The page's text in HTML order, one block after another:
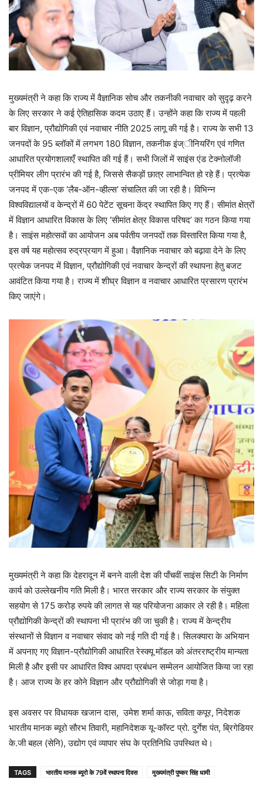
मुख्यमंत्री ने कहा कि राज्य में वैज्ञानिक सोच और तकनीकी नवाचार को सुदृढ़ करने
के लिए सरकार ने कई ऐतिहासिक कदम उठाए हैं। उन्होंने कहा कि राज्य में पहली
बार विज्ञान, प्रौद्योगिकी एवं नवाचार नीति 2025 लागू की गई है। राज्य के सभी 13
जनपदों के 95 ब्लॉकों में लगभग 180 विज्ञान, तकनीक इंज्ीनियरिंग एवं गणित
आधारित प्रयोगशालाएँ स्थापित की गई हैं। सभी जिलों में साइंस एंड टेक्नोलॉजी
प्रीमियर लीग प्रारंभ की गई है, जिससे सैकड़ों छात्र लाभान्वित हो रहे हैं। प्रत्येक
जनपद में एक-एक ‘लैब-ऑन-व्हील्स’ संचालित की जा रही है। विभिन्न
विश्वविद्यालयों व केन्द्रों में 60 पेटेंट सूचना केंद्र स्थापित किए गए हैं। सीमांत क्षेत्रों
में विज्ञान आधारित विकास के लिए ‘सीमांत क्षेत्र विकास परिषद’ का गठन किया गया
है। साइंस महोत्सवों का आयोजन अब पर्वतीय जनपदों तक विस्तारित किया गया है,
इस वर्ष यह महोत्सव रुद्रप्रयाग में हुआ। वैज्ञानिक नवाचार को बढ़ावा देने के लिए
प्रत्येक जनपद में विज्ञान, प्रौद्योगिकी एवं नवाचार केन्द्रों की स्थापना हेतु बजट
आवंटित किया गया है। राज्य में शीघ्र विज्ञान व नवाचार आधारित प्रसारण प्रारंभ
किए जाएंगे।
मुख्यमंत्री ने कहा कि देहरादून में बनने वाली देश की पाँचवीं साइंस सिटी के निर्माण
कार्य को उल्लेखनीय गति मिली है। भारत सरकार और राज्य सरकार के संयुक्त
सहयोग से 175 करोड़ रुपये की लागत से यह परियोजना आकार ले रही है। महिला
प्रौद्योगिकी केन्द्रों की स्थापना भी प्रारंभ की जा चुकी है। राज्य में केन्द्रीय
संस्थानों से विज्ञान व नवाचार संवाद को नई गति दी गई है। सिलक्यारा के अभियान
में अपनाए गए विज्ञान-प्रौद्योगिकी आधारित रेस्क्यू मॉडल को अंतरराष्ट्रीय मान्यता
मिली है और इसी पर आधारित विश्व आपदा प्रबंधन सम्मेलन आयोजित किया जा रहा
है। आज राज्य के हर कोने विज्ञान और प्रौद्योगिकी से जोड़ा गया है।
इस अवसर पर विधायक खजान दास, उमेश शर्मा काऊ, सविता कपूर, निदेशक
भारतीय मानक ब्यूरो सौरभ तिवारी, महानिदेशक यू-कॉस्ट प्रो. दुर्गेश पंत, ब्रिगेडियर
के.जी बहल (सेनि), उद्योग एवं व्यापार संघ के प्रतिनिधि उपस्थित थे।
TAGS भारतीय मानक ब्यूरो के 79वें स्थापना दिवस मुख्यमंत्री पुष्कर सिंह धामी